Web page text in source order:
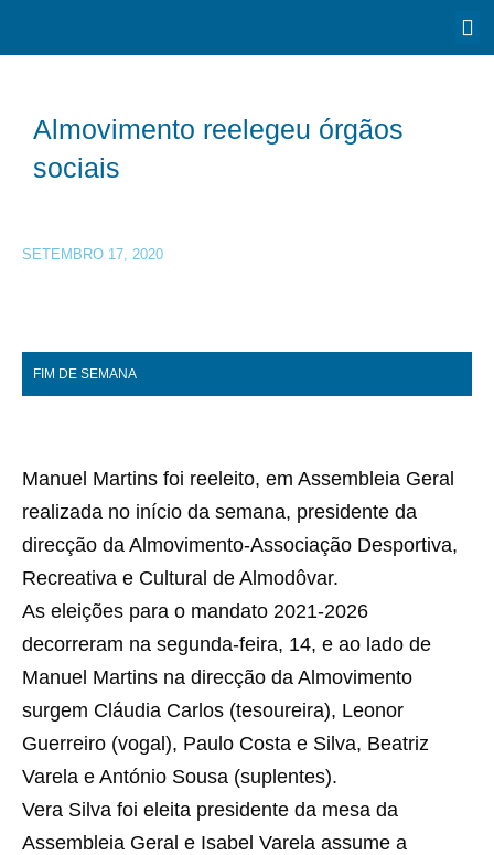
Almovimento reelegeu órgãos
sociais
SETEMBRO 17, 2020
FIM DE SEMANA
Manuel Martins foi reeleito, em Assembleia Geral
realizada no início da semana, presidente da
direcção da Almovimento-Associação Desportiva,
Recreativa e Cultural de Almodôvar.
As eleições para o mandato 2021-2026
decorreram na segunda-feira, 14, e ao lado de
Manuel Martins na direcção da Almovimento
surgem Cláudia Carlos (tesoureira), Leonor
Guerreiro (vogal), Paulo Costa e Silva, Beatriz
Varela e António Sousa (suplentes).
Vera Silva foi eleita presidente da mesa da
Assembleia Geral e Isabel Varela assume a